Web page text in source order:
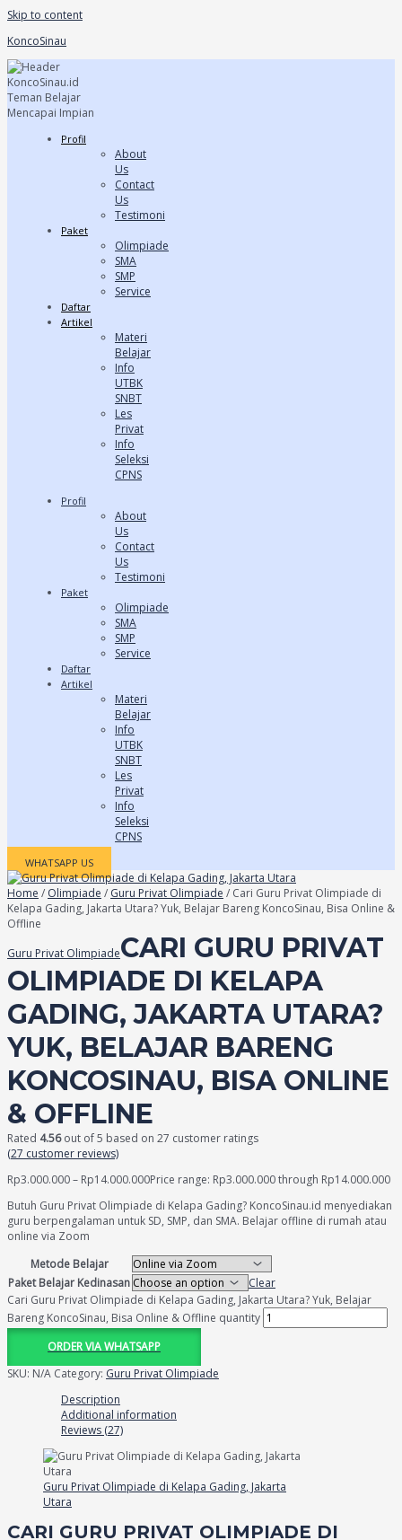
Skip to content
KoncoSinau
Profil
About
Us
Contact
Us
Testimoni
Paket
Olimpiade
SMA
SMP
Service
Daftar
Artikel
Materi
Belajar
Info
UTBK
SNBT
Les
Privat
Info
Seleksi
CPNS
Profil
About
Us
Contact
Us
Testimoni
Paket
Olimpiade
SMA
SMP
Service
Daftar
Artikel
Materi
Belajar
Info
UTBK
SNBT
Les
Privat
Info
Seleksi
CPNS
WHATSAPP US
Home / Olimpiade / Guru Privat Olimpiade / Cari Guru Privat Olimpiade di
Kelapa Gading, Jakarta Utara? Yuk, Belajar Bareng KoncoSinau, Bisa Online &
Offline
Guru Privat OlimpiadeCARI GURU PRIVAT
OLIMPIADE DI KELAPA
GADING, JAKARTA UTARA?
YUK, BELAJAR BARENG
KONCOSINAU, BISA ONLINE
& OFFLINE
Rated 4.56out of 5 based on 27 customer ratings
(27 customer reviews)
Rp3.000.000– Rp14.000.000Price range: Rp3.000.000 through Rp14.000.000
Butuh Guru Privat Olimpiade di Kelapa Gading? KoncoSinau.id menyediakan
guru berpengalaman untuk SD, SMP, dan SMA. Belajar offline di rumah atau
online via Zoom
Metode Belajar
Paket Belajar Kedinasan
Clear
Cari Guru Privat Olimpiade di Kelapa Gading, Jakarta Utara? Yuk, Belajar
Bareng KoncoSinau, Bisa Online & Offline quantity
ORDER VIA WHATSAPP
SKU: N/A Category: Guru Privat Olimpiade
Description
Additional information
Reviews (27)
Guru Privat Olimpiade di Kelapa Gading, Jakarta
Utara
CARI GURU PRIVAT OLIMPIADE DI